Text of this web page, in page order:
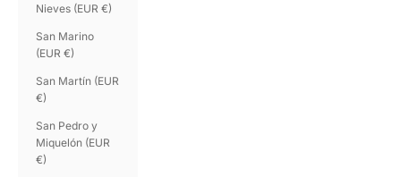
Nieves (EUR €)
San Marino
(EUR €)
San Martín (EUR
€)
San Pedro y
Miquelón (EUR
€)